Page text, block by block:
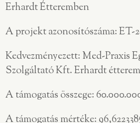
Erhardt Étteremben
A projekt azonosítószáma: ET-
Kedvezményezett: Med-Praxis
Szolgáltató Kft. Erhardt étterem
A támogatás összege:
A támogatás mértéke: